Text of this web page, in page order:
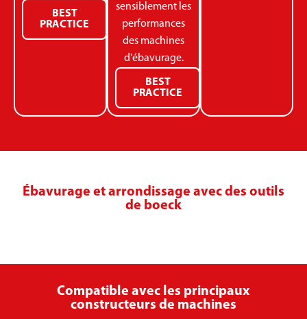
BEST
PRACTICE
sensiblement les
performances
des machines
d'ébavurage.
BEST
PRACTICE
Ébavurage et arrondissage avec des outils
de boeck
Compatible avec les principaux
constructeurs de machines